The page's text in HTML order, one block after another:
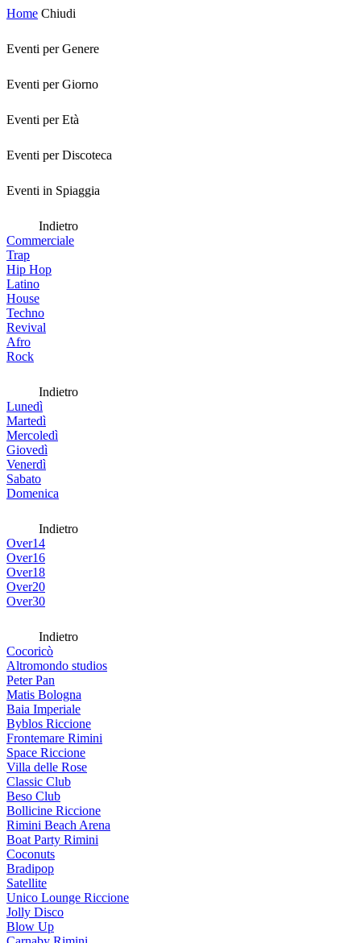
Home Chiudi
Eventi per Genere
Eventi per Giorno
Eventi per Età
Eventi per Discoteca
Eventi in Spiaggia
Indietro
Commerciale
Trap
Hip Hop
Latino
House
Techno
Revival
Afro
Rock
Indietro
Lunedì
Martedì
Mercoledì
Giovedì
Venerdì
Sabato
Domenica
Indietro
Over14
Over16
Over18
Over20
Over30
Indietro
Cocoricò
Altromondo studios
Peter Pan
Matis Bologna
Baia Imperiale
Byblos Riccione
Frontemare Rimini
Space Riccione
Villa delle Rose
Classic Club
Beso Club
Bollicine Riccione
Rimini Beach Arena
Boat Party Rimini
Coconuts
Bradipop
Satellite
Unico Lounge Riccione
Jolly Disco
Blow Up